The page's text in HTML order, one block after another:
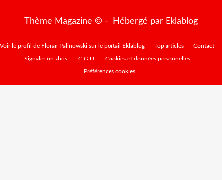
Thème Magazine © - Hébergé par Eklablog
Voir le profil de Floran Palinowski sur le portail Eklablog Top articles Contact
Signaler un abus C.G.U. Cookies et données personnelles
Préférences cookies